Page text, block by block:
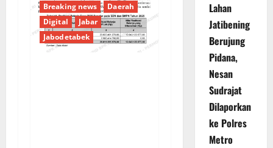
Breaking news
Daerah
Digital
Jabar
Jabodetabek
Lahan
Jatibening
Berujung
Pidana,
Nesan
Sudrajat
Dilaporkan
ke Polres
Metro